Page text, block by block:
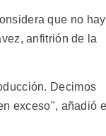
que no hay
anfitrión de la
Decimos
exceso", añadió